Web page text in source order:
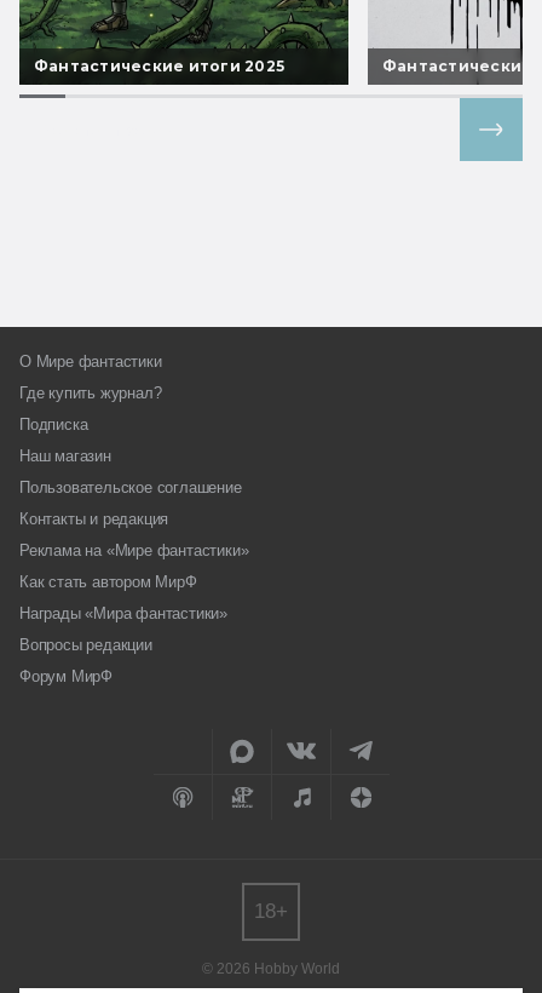
Фантастические итоги 2025 Фантастические
О Мире фантастики
Где купить журнал?
Подписка
Наш магазин
Пользовательское соглашение
Контакты и редакция
Реклама на «Мире фантастики»
Как стать автором МирФ
Награды «Мира фантастики»
Вопросы редакции
Форум МирФ
© 2026 Hobby World
18+